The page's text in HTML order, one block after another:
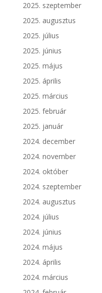
2025. szeptember
2025. augusztus
2025. július
2025. június
2025. május
2025. április
2025. március
2025. február
2025. január
2024. december
2024. november
2024. október
2024. szeptember
2024. augusztus
2024. július
2024. június
2024. május
2024. április
2024. március